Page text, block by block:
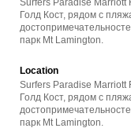
Surfers Paradise Marriott
Голд Кост, рядом с
парк Mt Lamington.
Location
Surfers Paradise Marriott
Голд Кост, рядом с
парк Mt Lamington.